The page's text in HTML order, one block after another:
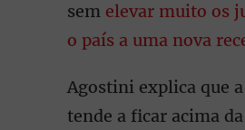
sem elevar muito os
o país a uma nova
Agostini explica que
tende a ficar acima